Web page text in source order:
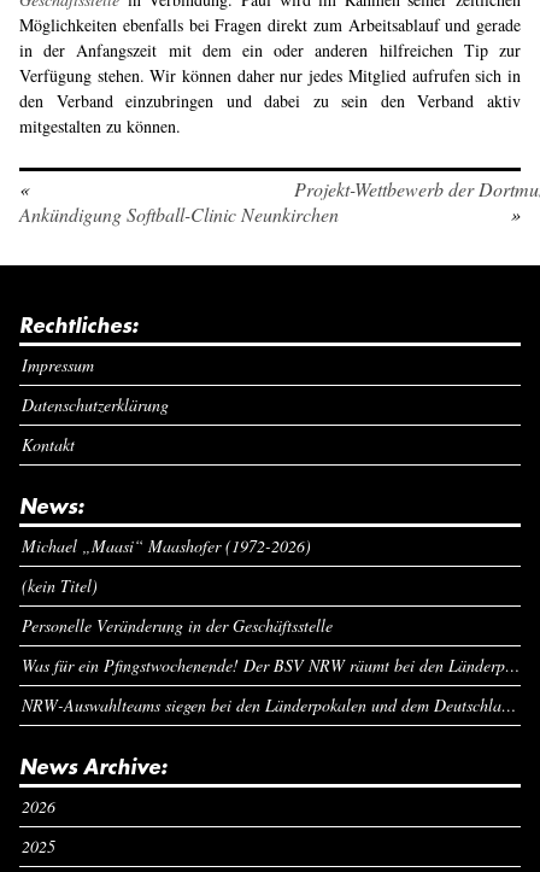
Möglichkeiten ebenfalls bei Fragen direkt zum Arbeitsablauf und gerade
in der Anfangszeit mit dem ein oder anderen hilfreichen Tip zur
Verfügung stehen. Wir können daher nur jedes Mitglied aufrufen sich in
den Verband einzubringen und dabei zu sein den Verband aktiv
mitgestalten zu können.
«
Ankündigung Softball-Clinic Neunkirchen
Projekt-Wettbewerb der
»
Rechtliches:
Impressum
Datenschutzerklärung
Kontakt
News:
Michael „Maasi“ Maashofer (1972-2026)
(kein Titel)
Personelle Veränderung in der Geschäftsstelle
Was für ein Pfingstwochenende! Der BSV NRW räumt bei den Länderpokalen ab
NRW-Auswahlteams siegen bei den Länderpokalen und dem Deutschlandcup an Pfingsten
News Archive:
2026
2025